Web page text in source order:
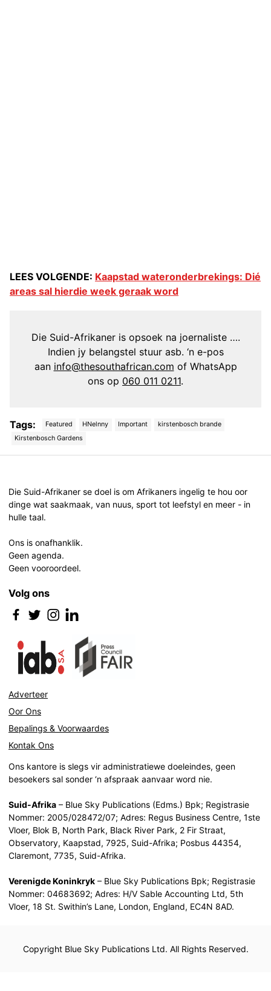
LEES VOLGENDE: Kaapstad wateronderbrekings: Dié
areas sal hierdie week geraak word
Die Suid-Afrikaner is opsoek na joernaliste ….
Indien jy belangstel stuur asb. ‘n e-pos
aan info@thesouthafrican.com of WhatsApp
ons op 060 011 0211.
Tags: Featured HNelnny Important
kirstenbosch brande
Kirstenbosch Gardens
Die Suid-Afrikaner se doel is om Afrikaners ingelig te hou oor
dinge wat saakmaak, van nuus, sport tot leefstyl en meer - in
hulle taal.
Ons is onafhanklik.
Geen agenda.
Geen vooroordeel.
Volg ons
Adverteer
Oor Ons
Bepalings & Voorwaardes
Kontak Ons
Ons kantore is slegs vir administratiewe doeleindes, geen
besoekers sal sonder ‘n afspraak aanvaar word nie.
Suid-Afrika – Blue Sky Publications (Edms.) Bpk; Registrasie
Nommer: 2005/028472/07; Adres: Regus Business Centre, 1ste
Vloer, Blok B, North Park, Black River Park, 2 Fir Straat,
Observatory, Kaapstad, 7925, Suid-Afrika; Posbus 44354,
Claremont, 7735, Suid-Afrika.
Verenigde Koninkryk – Blue Sky Publications Bpk; Registrasie
Nommer: 04683692; Adres: H/V Sable Accounting Ltd, 5th
Vloer, 18 St. Swithin’s Lane, London, England, EC4N 8AD.
Copyright Blue Sky Publications Ltd. All Rights Reserved.